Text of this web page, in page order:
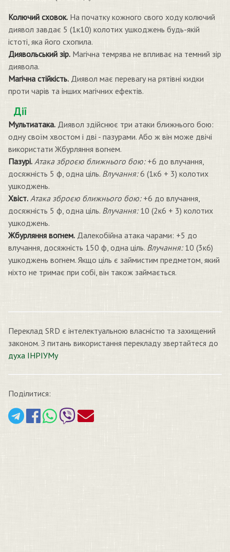
Колючий сховок. На початку кожного свого ходу колючий
диявол завдає 5 (1к10) колотих ушкоджень будь-якій
істоті, яка його схопила.
Диявольський зір. Магічна темрява не впливає на темний зір
диявола.
Магічна стійкість. Диявол має перевагу на рятівні кидки
проти чарів та інших магічних ефектів.
Дії
Мультиатака. Диявол здійснює три атаки ближнього бою:
одну своїм хвостом і дві - пазурами. Або ж він може двічі
використати Жбурляння вогнем.
Пазурі. Атака зброєю ближнього бою:+6 до влучання,
досяжність 5 ф, одна ціль. Влучання:6 (1к6 + 3) колотих
ушкоджень.
Хвіст. Атака зброєю ближнього бою:+6 до влучання,
досяжність 5 ф, одна ціль. Влучання:10 (2к6 + 3) колотих
ушкоджень.
Жбурляння вогнем. Далекобійна атака чарами: +5 до
влучання, досяжність 150 ф, одна ціль. Влучання:10 (3к6)
ушкоджень вогнем. Якщо ціль є займистим предметом, який
ніхто не тримає при собі, він також займається.
Переклад SRD є інтелектуальною власністю та захищений
законом. З питань використання перекладу звертайтеся до
духа ІНРІУМу
Поділитися: